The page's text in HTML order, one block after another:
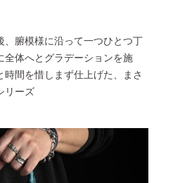
、腑模様に沿って一つひとつ丁
全体へとグラデーションを施
間を惜しまず仕上げた、まさ
リーズ